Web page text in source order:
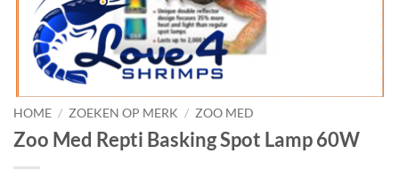
HOME / ZOEKEN OP MERK / ZOO MED
Zoo Med Repti Basking Spot Lamp 60W